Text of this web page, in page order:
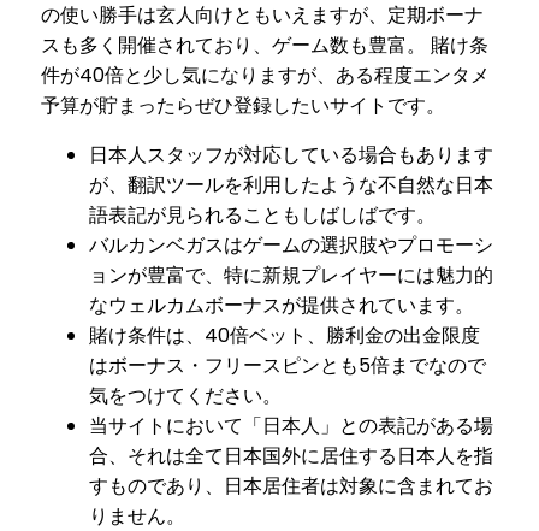
の使い勝手は玄人向けともいえますが、定期ボーナ
スも多く開催されており、ゲーム数も豊富。 賭け条
件が40倍と少し気になりますが、ある程度エンタメ
予算が貯まったらぜひ登録したいサイトです。
日本人スタッフが対応している場合もあります
が、翻訳ツールを利用したような不自然な日本
語表記が見られることもしばしばです。
バルカンベガスはゲームの選択肢やプロモーシ
ョンが豊富で、特に新規プレイヤーには魅力的
なウェルカムボーナスが提供されています。
賭け条件は、40倍ベット、勝利金の出金限度
はボーナス・フリースピンとも5倍までなので
気をつけてください。
当サイトにおいて「日本人」との表記がある場
合、それは全て日本国外に居住する日本人を指
すものであり、日本居住者は対象に含まれてお
りません。